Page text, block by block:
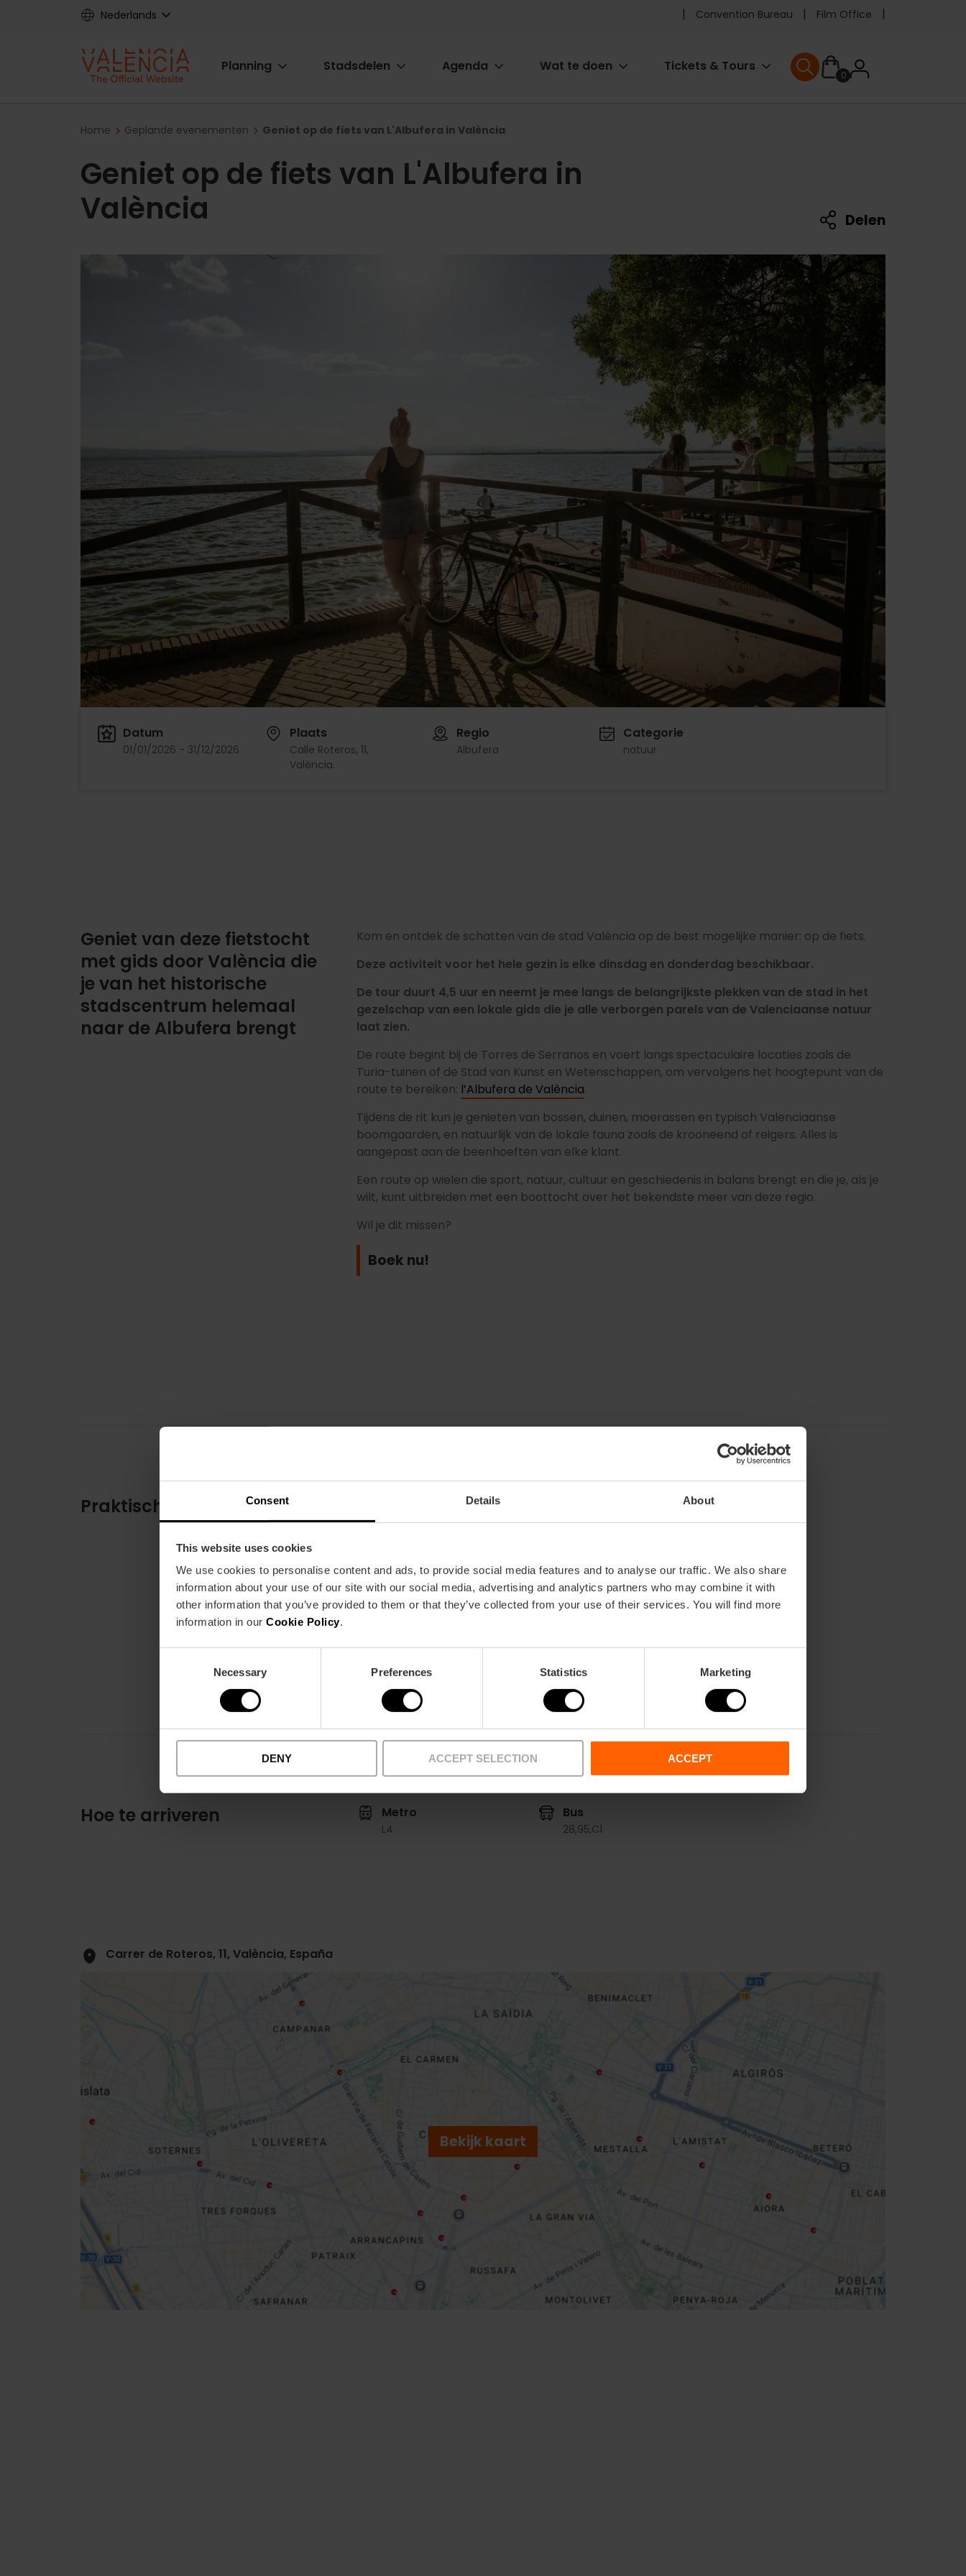
Consent Details About
This website uses cookies
We use cookies to personalise content and ads, to provide social media features and to analyse our traffic. We also share
information about your use of our site with our social media, advertising and analytics partners who may combine it with
other information that you’ve provided to them or that they’ve collected from your use of their services. You will find more
information in our Cookie Policy.
Necessary Preferences Statistics Marketing
DENY ACCEPT SELECTION ACCEPT
Nederlands
Pre
header
Convention Bureau Film Office
Main
Planning Stadsdelen Agenda Wat te doen Tickets & Tours
0User
User menu
Breadcrumb
Home Geplande evenementen Geniet op de fiets van L'Albufera in València
Geniet op de fiets van L'Albufera in
València
Delen
Datum
01/01/2026 - 31/12/2026
Plaats
Calle Roteros, 11,
València.
Regio
Albufera
Categorie
natuur
Geniet van deze fietstocht
met gids door València die
je van het historische
stadscentrum helemaal
naar de Albufera brengt
Kom en ontdek de schatten van de stad València op de best mogelijke manier: op de fiets.
Deze activiteit voor het hele gezin is elke dinsdag en donderdag beschikbaar.
De tour duurt 4,5 uur en neemt je mee langs de belangrijkste plekken van de stad in het
gezelschap van een lokale gids die je alle verborgen parels van de Valenciaanse natuur
laat zien.
De route begint bij de Torres de Serranos en voert langs spectaculaire locaties zoals de
Turia-tuinen of de Stad van Kunst en Wetenschappen, om vervolgens het hoogtepunt van de
route te bereiken: l’Albufera de València.
Tijdens de rit kun je genieten van bossen, duinen, moerassen en typisch Valenciaanse
boomgaarden, en natuurlijk van de lokale fauna zoals de krooneend of reigers. Alles is
aangepast aan de beenhoeften van elke klant.
Een route op wielen die sport, natuur, cultuur en geschiedenis in balans brengt en die je, als je
wilt, kunt uitbreiden met een boottocht over het bekendste meer van deze regio.
Wil je dit missen?
Boek nu!
Praktische informatie
01/01/2026 - 31/12/2026
Tickets
Extra kinderzitje voor kinderen die nog niet kunnen fietsen: € 4.
10% Korting VLC Tourist Card
Hoe te arriveren Metro
L4
Bus
28,95,C1
Carrer de Roteros, 11, València, España
Bekijk kaart
Routebeschrijving
sidebar